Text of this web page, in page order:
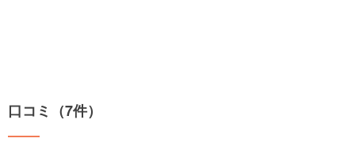
口コミ（7件）